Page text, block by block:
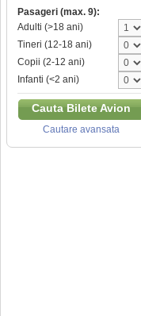
Pasageri (max. 9):
Adulti (>18 ani)
Tineri (12-18 ani)
Copii (2-12 ani)
Infanti (<2 ani)
Cauta Bilete Avion
Cautare avansata